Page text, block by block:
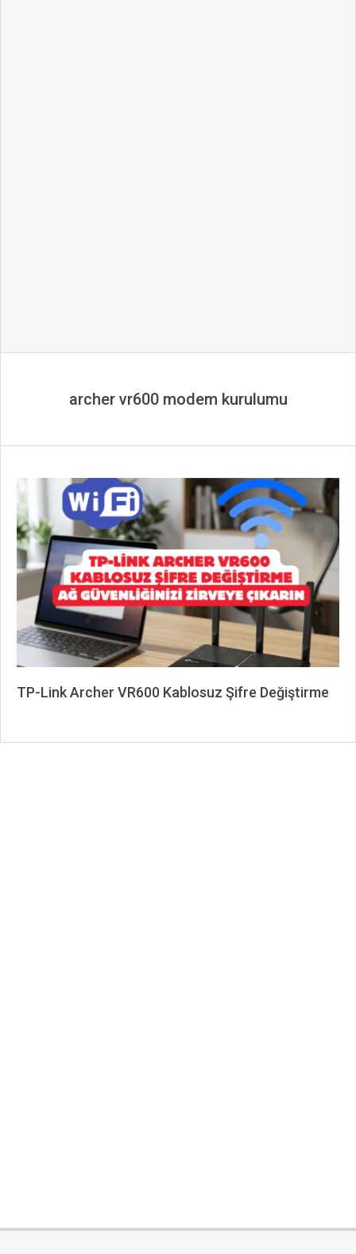
archer vr600 modem kurulumu
TP-Link Archer VR600 Kablosuz Şifre Değiştirme